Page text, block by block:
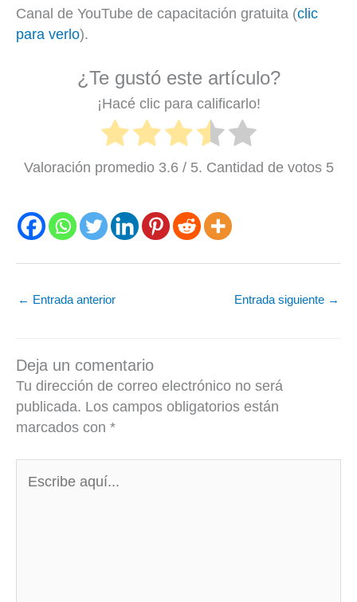
Canal de YouTube de capacitación gratuita (clic
para verlo).
¿Te gustó este artículo?
¡Hacé clic para calificarlo!
Valoración promedio 3.6/ 5. Cantidad de votos 5
← Entrada anterior Entrada siguiente →
Deja un comentario
Tu dirección de correo electrónico no será
publicada. Los campos obligatorios están
marcados con *
aquí...